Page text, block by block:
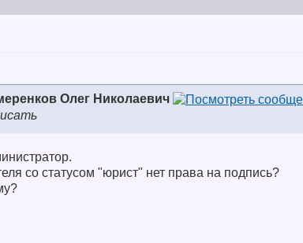
Олег Николаевич
со статусом "юрист" нет права на подпись?